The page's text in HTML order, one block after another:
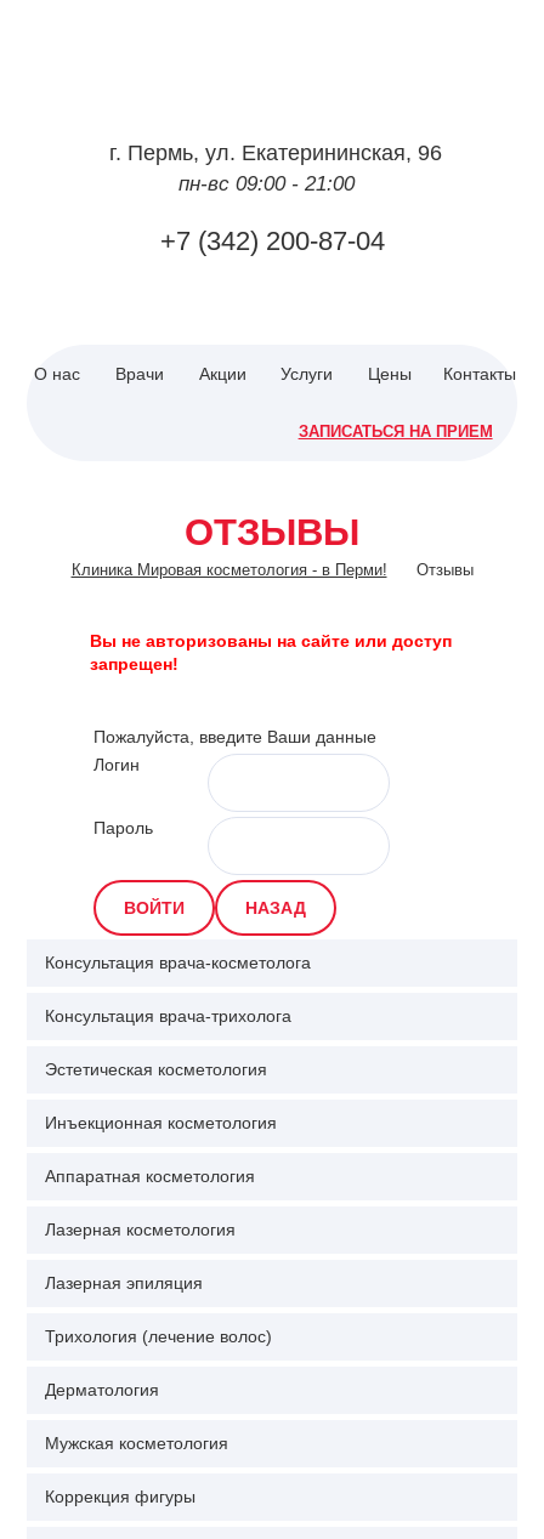
г. Пермь, ул. Екатерининская, 96
пн-вс 09:00 - 21:00
+7 (342) 200-87-04
О нас Врачи Акции Услуги Цены Контакты
ЗАПИСАТЬСЯ НА ПРИЕМ
ОТЗЫВЫ
Клиника Мировая косметология - в Перми! Отзывы
Вы не авторизованы на сайте или доступ
запрещен!
Пожалуйста, введите Ваши данные
Логин
Пароль
Консультация врача-косметолога
Консультация врача-трихолога
Эстетическая косметология
Инъекционная косметология
Аппаратная косметология
Лазерная косметология
Лазерная эпиляция
Трихология (лечение волос)
Дерматология
Мужская косметология
Коррекция фигуры